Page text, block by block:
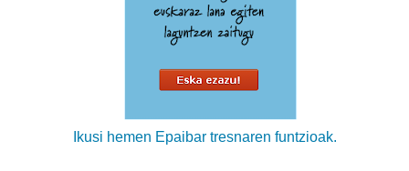
Ikusi hemen Epaibar tresnaren funtzioak.